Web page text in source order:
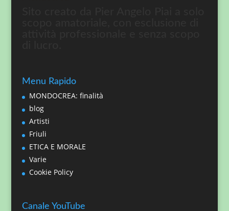
Menu Rapido
MONDOCREA: finalità
blog
Artisti
Friuli
ETICA E MORALE
Varie
Cookie Policy
Canale YouTube